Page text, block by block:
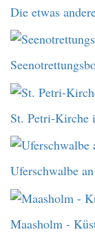
Die etwas
St. Petri-Kirche
Uferschwalbe
Maasholm -